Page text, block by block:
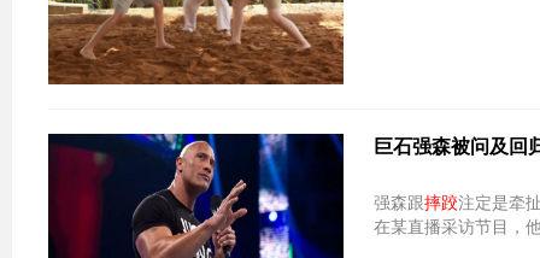
巨石强森被问及回
强森跟摔跤注定是牵
在某直播采访节目，